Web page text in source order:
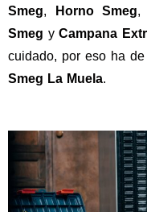
Smeg, Horno Smeg,
Smeg yCampana
cuidado, por eso ha
Smeg La Muela.